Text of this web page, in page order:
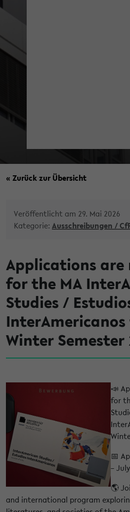
« Zurück zur Übersicht
Veröffentlicht am 29. Mai 2026
Kategorie: Ausschreibungen /
Applications are
for the MA
Studies /
Winter Semester
📣
for
📅
–
🌎
and international program